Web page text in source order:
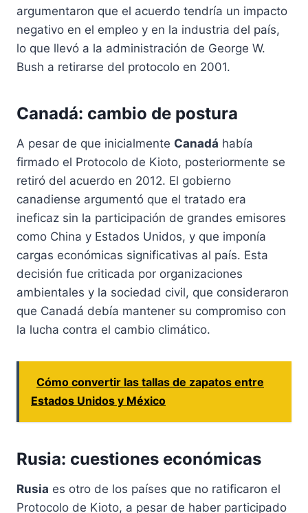
argumentaron que el acuerdo tendría un impacto
negativo en el empleo y en la industria del país,
lo que llevó a la administración de George W.
Bush a retirarse del protocolo en 2001.
Canadá: cambio de postura
A pesar de que inicialmente Canadá había
firmado el Protocolo de Kioto, posteriormente se
retiró del acuerdo en 2012. El gobierno
canadiense argumentó que el tratado era
ineficaz sin la participación de grandes emisores
como China y Estados Unidos, y que imponía
cargas económicas significativas al país. Esta
decisión fue criticada por organizaciones
ambientales y la sociedad civil, que consideraron
que Canadá debía mantener su compromiso con
la lucha contra el cambio climático.
Cómo convertir las tallas de zapatos entre
Estados Unidos y México
Rusia: cuestiones económicas
Rusia es otro de los países que no ratificaron el
Protocolo de Kioto, a pesar de haber participado